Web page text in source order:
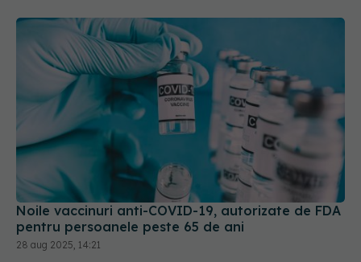
Noile vaccinuri anti-COVID-19, autorizate de FDA
pentru persoanele peste 65 de ani
28 aug 2025, 14:21